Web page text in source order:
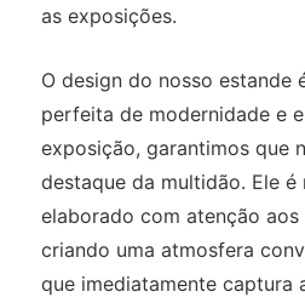
as exposições.
O design do nosso estande
perfeita de modernidade e
exposição, garantimos que
destaque da multidão. Ele é
elaborado com atenção aos
criando uma atmosfera
que imediatamente captura